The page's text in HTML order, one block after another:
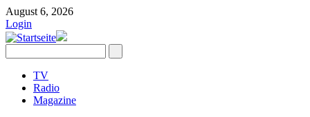
August 6, 2026
Login
TV
Radio
Magazine